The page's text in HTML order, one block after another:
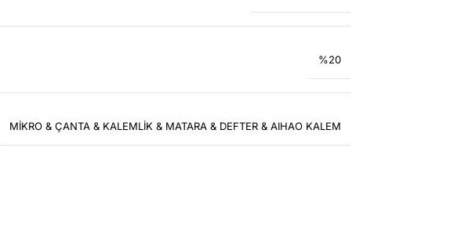
%20
MİKRO & ÇANTA & KALEMLİK & MATARA & DEFTER & AIHAO KALEM